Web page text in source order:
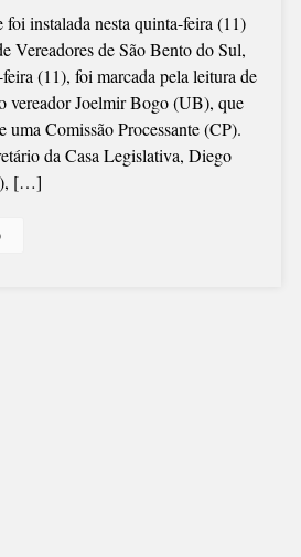
foi instalada nesta quinta-feira (11)
Vereadores de São Bento do Sul,
(11), foi marcada pela leitura de
vereador Joelmir Bogo (UB), que
uma Comissão Processante (CP).
da Casa Legislativa, Diego
[…]